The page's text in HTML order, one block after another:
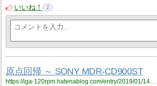
いいね！
2
原点回帰 ～ SONY MDR-CD900ST